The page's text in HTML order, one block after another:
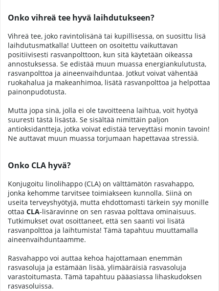
Onko vihreä tee hyvä laihdutukseen?
Vihreä tee, joko ravintolisänä tai kupillisessa, on suosittu lisä
laihdutusmatkalla! Uutteen on osoitettu vaikuttavan
positiivisesti rasvanpolttoon, kun sitä käytetään oikeassa
annostuksessa. Se edistää muun muassa energiankulutusta,
rasvanpolttoa ja aineenvaihduntaa. Jotkut voivat vähentää
ruokahalua ja makeanhimoa, lisätä rasvanpolttoa ja helpottaa
painonpudotusta.
Mutta jopa sinä, jolla ei ole tavoitteena laihtua, voit hyötyä
suuresti tästä lisästä. Se sisältää nimittäin paljon
antioksidantteja, jotka voivat edistää terveyttäsi monin tavoin!
Ne auttavat muun muassa torjumaan hapettavaa stressiä.
Onko CLA hyvä?
Konjugoitu linolihappo (CLA) on välttämätön rasvahappo,
jonka kehomme tarvitsee toimiakseen kunnolla. Siinä on
useita terveyshyötyjä, mutta ehdottomasti tärkein syy monille
ottaa CLA-lisäravinne on sen rasvaa polttava ominaisuus.
Tutkimukset ovat osoittaneet, että sen saanti voi lisätä
rasvanpolttoa ja laihtumista! Tämä tapahtuu muuttamalla
aineenvaihduntaamme.
Rasvahappo voi auttaa kehoa hajottamaan enemmän
rasvasoluja ja estämään lisää, ylimääräisiä rasvasoluja
varastoitumasta. Tämä tapahtuu pääasiassa lihaskudoksen
rasvasoluissa.